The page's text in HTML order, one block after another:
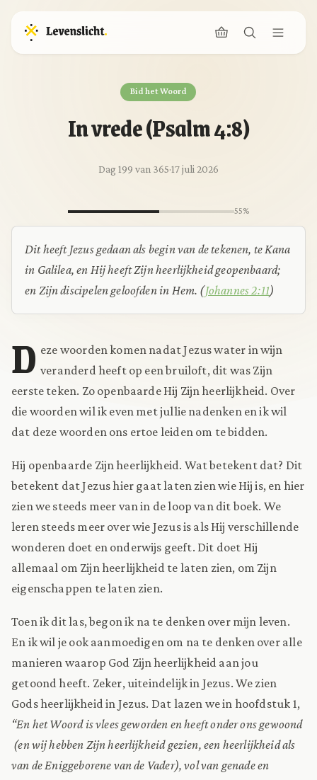
Bid het Woord
In vrede (Psalm 4:8)
Dag 199 van 365·17 juli 2026
55%
Dit heeft Jezus gedaan als begin van de tekenen, te Kana
in Galilea, en Hij heeft Zijn heerlijkheid geopenbaard;
en Zijn discipelen geloofden in Hem. (Johannes 2:11)
D eze woorden komen nadat Jezus water in wijn
veranderd heeft op een bruiloft, dit was Zijn
eerste teken. Zo openbaarde Hij Zijn heerlijkheid. Over
die woorden wil ik even met jullie nadenken en ik wil
dat deze woorden ons ertoe leiden om te bidden.
Hij openbaarde Zijn heerlijkheid. Wat betekent dat? Dit
betekent dat Jezus hier gaat laten zien wie Hij is, en hier
zien we steeds meer van in de loop van dit boek. We
leren steeds meer over wie Jezus is als Hij verschillende
wonderen doet en onderwijs geeft. Dit doet Hij
allemaal om Zijn heerlijkheid te laten zien, om Zijn
eigenschappen te laten zien.
Toen ik dit las, begon ik na te denken over mijn leven.
En ik wil je ook aanmoedigen om na te denken over alle
manieren waarop God Zijn heerlijkheid aan jou
getoond heeft. Zeker, uiteindelijk in Jezus. We zien
Gods heerlijkheid in Jezus. Dat lazen we in hoofdstuk 1,
“En het Woord is vlees geworden en heeft onder ons gewoond
(en wij hebben Zijn heerlijkheid gezien, een heerlijkheid als
van de Eniggeborene van de Vader), vol van genade en